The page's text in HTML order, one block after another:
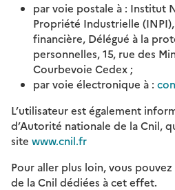
par voie postale à : Institut
Propriété Industrielle
financière, Délégué à la
personnelles, 15, rue des
Courbevoie Cedex ;
par voie électronique à :
L’utilisateur est également
d’Autorité nationale de la Cnil,
site www.cnil.fr
Pour aller plus loin, vous
de la Cnil dédiées à cet effet.